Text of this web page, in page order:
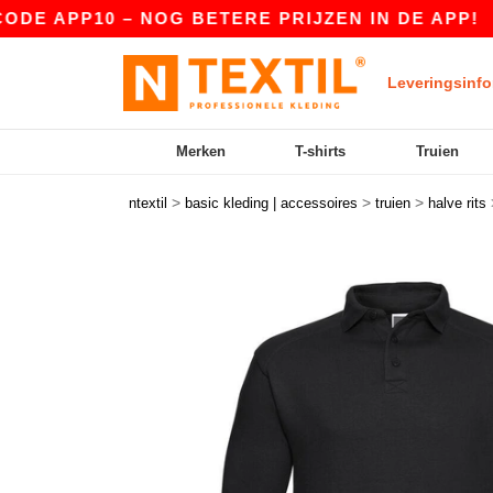
– NOG BETERE PRIJZEN IN DE APP!|
Merken T-shirts Truien
ntextil > basic kleding | accessoires > truien > halve rits